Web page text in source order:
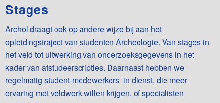
Stages
Archol draagt ook op andere wijze bij aan het
opleidingstraject van studenten Archeologie. Van stages in
het veld tot uitwerking van onderzoeksgegevens in het
kader van afstudeerscripties. Daarnaast hebben we
regelmatig student-medewerkers in dienst, die meer
ervaring met veldwerk willen krijgen, of specialisten